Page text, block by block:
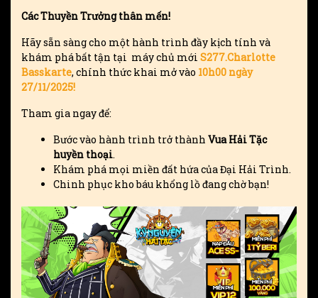
Các Thuyền Trưởng thân mến!
Hãy sẵn sàng cho một hành trình đầy kịch tính và
khám phá bất tận tại máy chủ mới S277.Charlotte
Basskarte, chính thức khai mở vào 10h00 ngày
27/11/2025!
Tham gia ngay để:
Bước vào hành trình trở thành Vua Hải Tặc
huyền thoại.
Khám phá mọi miền đất hứa của Đại Hải Trình.
Chinh phục kho báu khổng lồ đang chờ bạn!